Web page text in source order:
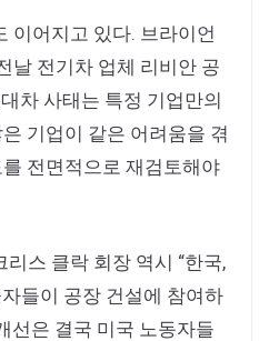
이어지고 있다. 브라이언
날 전기차 업체 리비안 공
차 사태는 특정 기업만의
기업이 같은 어려움을 겪
전면적으로 재검토해야
스 클락 회장 역시 “한국,
들이 공장 건설에 참여하
선은 결국 미국 노동자들